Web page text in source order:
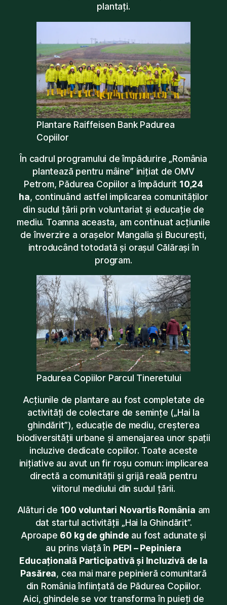
plantați.
Plantare Raiffeisen Bank Padurea
Copiilor
În cadrul programului de împădurire „România
plantează pentru mâine” inițiat de OMV
Petrom, Pădurea Copiilor a împădurit 10,24
ha, continuând astfel implicarea comunităților
din sudul țării prin voluntariat și educație de
mediu. Toamna aceasta, am continuat acțiunile
de înverzire a orașelor Mangalia și București,
introducând totodată și orașul Călărași în
program.
Padurea Copiilor Parcul Tineretului
Acțiunile de plantare au fost completate de
activități de colectare de semințe („Hai la
ghindărit”), educație de mediu, creșterea
biodiversității urbane și amenajarea unor spații
incluzive dedicate copiilor. Toate aceste
inițiative au avut un fir roșu comun: implicarea
directă a comunității și grijă reală pentru
viitorul mediului din sudul țării.
Alături de 100 voluntari Novartis România am
dat startul activității „Hai la Ghindărit”.
Aproape 60 kg de ghinde au fost adunate și
au prins viață în PEPI – Pepiniera
Educațională Participativă și Incluzivă de la
Pasărea, cea mai mare pepinieră comunitară
din România înființată de Pădurea Copiilor.
Aici, ghindele se vor transforma în puieți de